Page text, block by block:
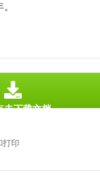
打印
击下载文档